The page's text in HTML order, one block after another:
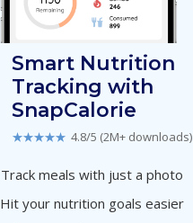
Smart Nutrition
Tracking with
SnapCalorie
★★★★★ 4.8/5 (2M+ downloads)
Track meals with just a photo
Hit your nutrition goals easier